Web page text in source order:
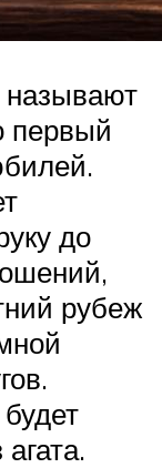
первый
до
рубеж